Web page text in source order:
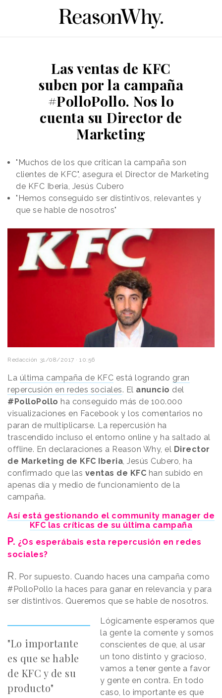
Las ventas de KFC
suben por la campaña
#PolloPollo. Nos lo
cuenta su Director de
Marketing
"Muchos de los que critican la campaña son
clientes de KFC", asegura el Director de Marketing
de KFC Iberia, Jesús Cubero
"Hemos conseguido ser distintivos, relevantes y
que se hable de nosotros"
Redacción 31/08/2017 · 10:56
La última campaña de KFC está logrando gran
repercusión en redes sociales. El anuncio del
#PolloPollo ha conseguido más de 100.000
visualizaciones en Facebook y los comentarios no
paran de multiplicarse. La repercusión ha
trascendido incluso el entorno online y ha saltado al
offline. En declaraciones a Reason Why, el Director
de Marketing de KFC Iberia, Jesús Cubero, ha
confirmado que las ventas de KFC han subido en
apenas día y medio de funcionamiento de la
campaña.
Así está gestionando el community manager de
KFC las críticas de su última campaña
P. ¿Os esperábais esta repercusión en redes
sociales?
R. Por supuesto. Cuando haces una campaña como
#PolloPollo la haces para ganar en relevancia y para
ser distintivos. Queremos que se hable de nosotros.
"Lo importante
es que se hable
de KFC y de su
producto"
Lógicamente esperamos que
la gente la comente y somos
conscientes de que, al usar
un tono distinto y gracioso,
vamos a tener gente a favor
y gente en contra. En todo
caso, lo importante es que